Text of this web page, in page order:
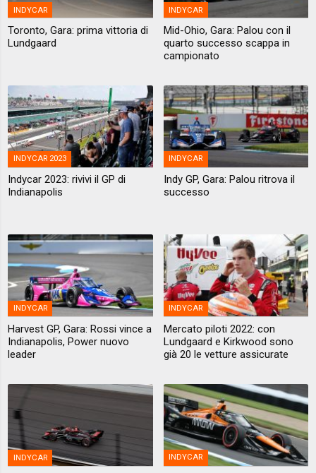
INDYCAR
Toronto, Gara: prima vittoria di
Lundgaard
INDYCAR
Mid-Ohio, Gara: Palou con il
quarto successo scappa in
campionato
INDYCAR 2023
Indycar 2023: rivivi il GP di
Indianapolis
INDYCAR
Indy GP, Gara: Palou ritrova il
successo
INDYCAR
Harvest GP, Gara: Rossi vince a
Indianapolis, Power nuovo
leader
INDYCAR
Mercato piloti 2022: con
Lundgaard e Kirkwood sono
già 20 le vetture assicurate
INDYCAR INDYCAR